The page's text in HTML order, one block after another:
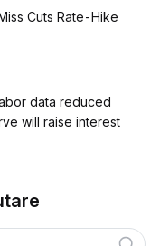
Cuts Rate-Hike
data reduced
will raise interest